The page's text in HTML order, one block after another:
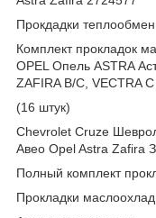
Прокдадки
Комплект прокладок
ОРEL Опель ASTRA
ZАFIRA В/С, VECTRA
(16 штук)
Chevrolet Cruze
Авео Opel Astra Zafira
Полный кoмплeкт
Проклaдки